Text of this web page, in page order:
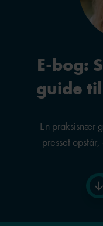
E-bog:
guide
En praksisnær
presset